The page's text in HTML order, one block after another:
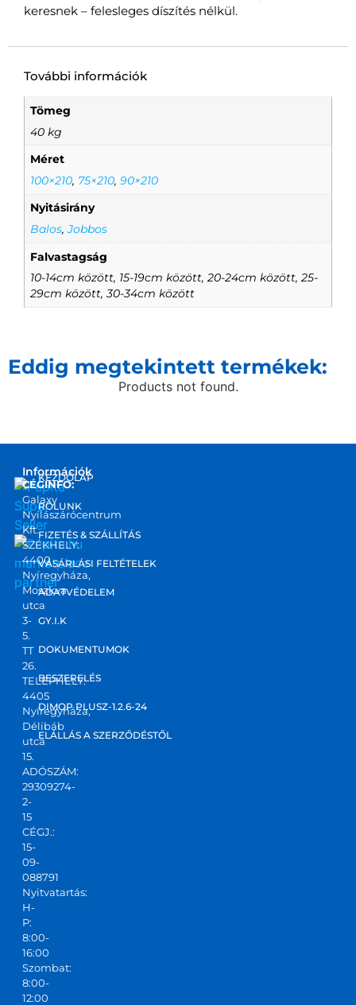
keresnek – felesleges díszítés nélkül.
További információk
Tömeg
40 kg
Méret
100×210, 75×210, 90×210
Nyitásirány
Balos,Jobbos
Falvastagság
10-14cm között, 15-19cm között, 20-24cm között, 25-
29cm között, 30-34cm között
Eddig megtekintett termékek:
Products not found.
marketplace
partner
Információk
CÉGINFO:
Galaxy
Nyílászárócentrum
Kft.
SZÉKHELY:
4400
Nyíregyháza,
Moszkva
utca
3-
5.
TT
26.
TELEPHELY:
4405
Nyíregyháza,
Délibáb
utca
15.
ADÓSZÁM:
29309274-
2-
15
CÉGJ.:
15-
09-
088791
Nyitvatartás:
H-
P:
8:00-
16:00
Szombat:
8:00-
12:00
KEZDŐLAP
RÓLUNK
FIZETÉS & SZÁLLÍTÁS
VÁSÁRLÁSI FELTÉTELEK
ADATVÉDELEM
GY.I.K
DOKUMENTUMOK
BESZERELÉS
DIMOP PLUSZ-1.2.6-24
ELÁLLÁS A SZERZŐDÉSTŐL